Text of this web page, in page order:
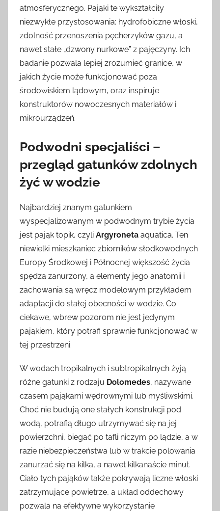
atmosferycznego. Pająki te wykształciły
niezwykłe przystosowania: hydrofobiczne włoski,
zdolność przenoszenia pęcherzyków gazu, a
nawet stałe „dzwony nurkowe” z pajęczyny. Ich
badanie pozwala lepiej zrozumieć granice, w
jakich życie może funkcjonować poza
środowiskiem lądowym, oraz inspiruje
konstruktorów nowoczesnych materiałów i
mikrourządzeń.
Podwodni specjaliści –
przegląd gatunków zdolnych
żyć w wodzie
Najbardziej znanym gatunkiem
wyspecjalizowanym w podwodnym trybie życia
jest pająk topik, czyli Argyroneta aquatica. Ten
niewielki mieszkaniec zbiorników słodkowodnych
Europy Środkowej i Północnej większość życia
spędza zanurzony, a elementy jego anatomii i
zachowania są wręcz modelowym przykładem
adaptacji do stałej obecności w wodzie. Co
ciekawe, wbrew pozorom nie jest jedynym
pająkiem, który potrafi sprawnie funkcjonować w
tej przestrzeni.
W wodach tropikalnych i subtropikalnych żyją
różne gatunki z rodzaju Dolomedes, nazywane
czasem pająkami wędrownymi lub myśliwskimi.
Choć nie budują one stałych konstrukcji pod
wodą, potrafią długo utrzymywać się na jej
powierzchni, biegać po tafli niczym po lądzie, a w
razie niebezpieczeństwa lub w trakcie polowania
zanurzać się na kilka, a nawet kilkanaście minut.
Ciało tych pająków także pokrywają liczne włoski
zatrzymujące powietrze, a układ oddechowy
pozwala na efektywne wykorzystanie